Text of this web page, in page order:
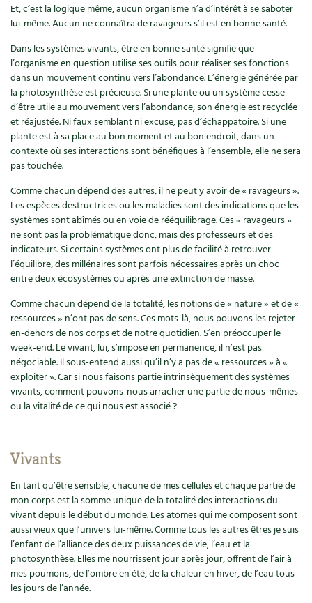
Les 4 saisons
Archives
Carnets de saison
Compléments
Dossier4 saisons
Vidéos et podcasts
Conseils vidéo des4 saisons
Secrets d’abonné
Tous au jardin ! avec Pascal
La vie secrète du jardin
BD : La folle histoire des plantes
Et, c’est la logique même, aucun organisme n’a d’intérêt à se saboter
lui-même. Aucun ne connaîtra de ravageurs s’il est en bonne santé.
Dans les systèmes vivants, être en bonne santé signifie que
l’organisme en question utilise ses outils pour réaliser ses fonctions
dans un mouvement continu vers l’abondance. L’énergie générée par
la photosynthèse est précieuse. Si une plante ou un système cesse
d’être utile au mouvement vers l’abondance, son énergie est recyclée
et réajustée. Ni faux semblant ni excuse, pas d’échappatoire. Si une
plante est à sa place au bon moment et au bon endroit, dans un
contexte où ses interactions sont bénéfiques à l’ensemble, elle ne sera
pas touchée.
Comme chacun dépend des autres, il ne peut y avoir de « ravageurs ».
Les espèces destructrices ou les maladies sont des indications que les
systèmes sont abîmés ou en voie de rééquilibrage. Ces « ravageurs »
ne sont pas la problématique donc, mais des professeurs et des
indicateurs. Si certains systèmes ont plus de facilité à retrouver
l’équilibre, des millénaires sont parfois nécessaires après un choc
entre deux écosystèmes ou après une extinction de masse.
Comme chacun dépend de la totalité, les notions de « nature » et de «
ressources » n’ont pas de sens. Ces mots-là, nous pouvons les rejeter
en-dehors de nos corps et de notre quotidien. S’en préoccuper le
week-end. Le vivant, lui, s’impose en permanence, il n’est pas
négociable. Il sous-entend aussi qu’il n’y a pas de « ressources » à «
exploiter ». Car si nous faisons partie intrinsèquement des systèmes
vivants, comment pouvons-nous arracher une partie de nous-mêmes
ou la vitalité de ce qui nous est associé ?
Vivants
En tant qu’être sensible, chacune de mes cellules et chaque partie de
mon corps est la somme unique de la totalité des interactions du
vivant depuis le début du monde. Les atomes qui me composent sont
aussi vieux que l’univers lui-même. Comme tous les autres êtres je suis
l’enfant de l’alliance des deux puissances de vie, l’eau et la
photosynthèse. Elles me nourrissent jour après jour, offrent de l’air à
mes poumons, de l’ombre en été, de la chaleur en hiver, de l’eau tous
les jours de l’année.